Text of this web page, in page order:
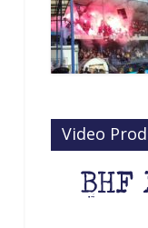
Video